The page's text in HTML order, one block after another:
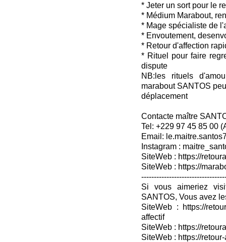
* Jeter un sort pour le
* Médium Marabout,
* Mage spécialiste de
* Envoutement,
* Retour d'affection
* Rituel pour faire
dispute
NB:les rituels
marabout SANTOS
déplacement
Contacte maître
Tel: +229 97 45 85 00
Email:
Instagram :
SiteWeb : https://
SiteWeb : https://
Si vous aimeriez
SANTOS, Vous avez
SiteWeb : https://
affectif
SiteWeb : https://
SiteWeb : https://